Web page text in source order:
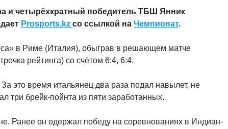
и четырёхкратный победитель ТБШ Янник
Prosports.kz со ссылкой на Чемпионат.
в Риме (Италия), обыграв в решающем матче
рейтинга) со счётом 6:4, 6:4.
это время итальянец два раза подал навылет, не
три брейк-пойнта из пяти заработанных.
Ранее он одержал победу на соревнованиях в Индиан-